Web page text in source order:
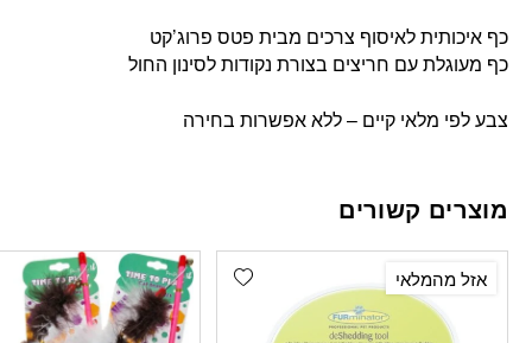
כף איכותית לאיסוף צרכים מבית פטס פרוג’קט
כף מעוגלת עם חריצים בצורת נקודות לסינון החול
צבע לפי מלאי קיים – ללא אפשרות בחירה
מוצרים קשורים
Add wishlist אזל מהמלאי